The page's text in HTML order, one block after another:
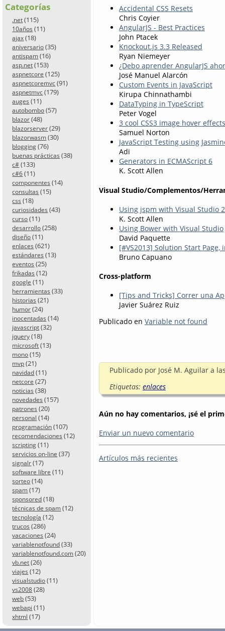
Categorías
.net (115)
10años (11)
ajax (18)
aniversario (35)
antispam (16)
asp.net (153)
aspnetcore (125)
aspnetcoremvc (91)
aspnetmvc (179)
auges (11)
autobombo (57)
blazor (48)
blazorserver (29)
blazorwasm (30)
blogging (76)
buenas prácticas (38)
c# (133)
c#6 (11)
componentes (14)
consultas (15)
css (18)
curiosidades (43)
curso (11)
desarrollo (258)
diseño (11)
enlaces (621)
estándares (13)
eventos (25)
frikadas (12)
google (11)
herramientas (33)
historias (21)
humor (24)
inocentadas (14)
javascript (32)
jquery (18)
microsoft (13)
mono (15)
mvp (21)
navidad (11)
netcore (27)
noticias (38)
novedades (157)
patrones (20)
personal (14)
programación (107)
recomendaciones (12)
scripting (11)
servicios on-line (37)
signalr (17)
software libre (11)
sorteo (14)
spam (17)
sponsored (18)
técnicas de spam (12)
tecnología (12)
trucos (286)
vacaciones (24)
variablenotfound (33)
variablenotfound.com (20)
vb.net (26)
viajes (12)
visualstudio (11)
vs2008 (28)
web (53)
webapi (11)
xhtml (17)
Accidental CSS Resets
Chris Coyier
AngularJS - Best Practices
John Ptacek
Knockout.js 3.3 Released
Ryan Niemeyer
¿Debo aprender AngularJS
José Manuel Alarcón
Custom Events in JavaScript
Kirupa Chinnathambi
DataTyping in TypeScript
Peter Vogel
3 cool CSS3 image hover effects
Samuel Norton
JavaScript Testing using
Adi
Generators in ECMAScript 6
K. Scott Allen
Visual Studio/Complementos/
Using jspm with Visual Studio
K. Scott Allen
Using Bower with Visual Studio
David Paquette
[#VS2013] Solution Start
Bruno Capuano
Cross-platform
[Tips and Tricks] Correr una
Javier Suárez Ruiz
Publicado en Variable not found
Publicado por José M. Aguilar a
Etiquetas: enlaces
Aún no hay comentarios, ¡sé el
Enviar un nuevo comentario
Artículos más recientes